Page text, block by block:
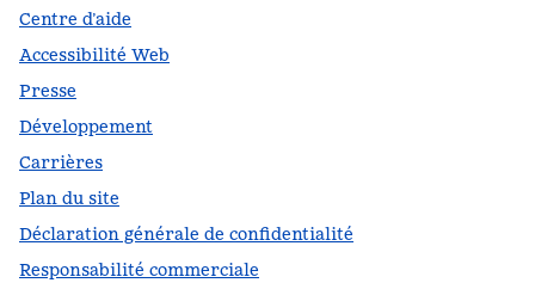
Centre d’aide
Accessibilité Web
Presse
Développement
Carrières
Plan du site
Déclaration générale de confidentialité
Responsabilité commerciale